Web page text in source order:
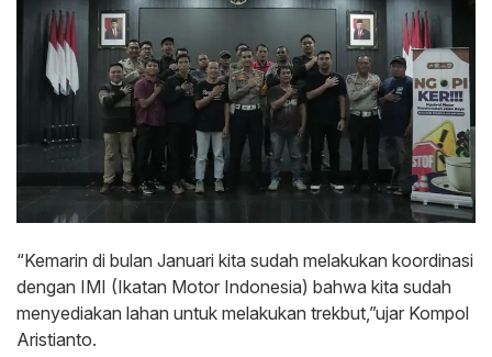
“Kemarin di bulan Januari kita sudah melakukan koordinasi
dengan IMI (Ikatan Motor Indonesia) bahwa kita sudah
menyediakan lahan untuk melakukan trekbut,”ujar Kompol
Aristianto.